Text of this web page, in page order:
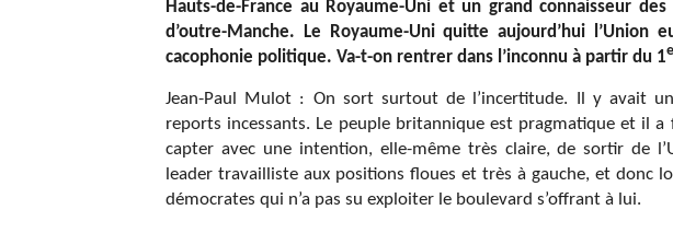
Hauts-de-France au Royaume-Uni et un grand connaisseur
d’outre-Manche. Le Royaume-Uni quitte aujourd’hui
cacophonie politique. Va-t-on rentrer dans l’inconnu à partir du 1
Jean-Paul Mulot : On sort surtout de l’incertitude. Il y avait
reports incessants. Le peuple britannique est pragmatique et il
capter avec une intention, elle-même très claire, de sortir de
leader travailliste aux positions floues et très à gauche, et donc
démocrates qui n’a pas su exploiter le boulevard s’offrant à lui.